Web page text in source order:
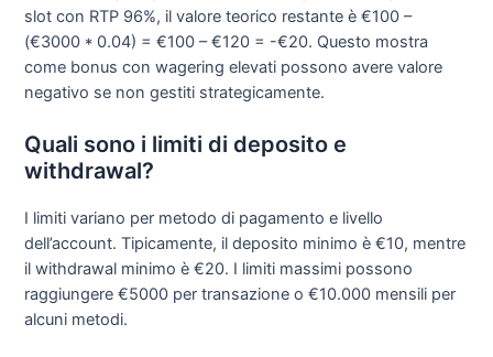
slot con RTP 96%, il valore teorico restante è €100 –
(€3000 * 0.04) = €100 – €120 = -€20. Questo mostra
come bonus con wagering elevati possono avere valore
negativo se non gestiti strategicamente.
Quali sono i limiti di deposito e
withdrawal?
I limiti variano per metodo di pagamento e livello
dell’account. Tipicamente, il deposito minimo è €10, mentre
il withdrawal minimo è €20. I limiti massimi possono
raggiungere €5000 per transazione o €10.000 mensili per
alcuni metodi.